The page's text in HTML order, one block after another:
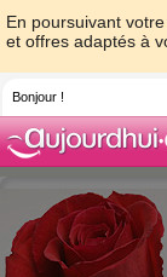
En poursuivant
et offres adaptés à
Bonjour !